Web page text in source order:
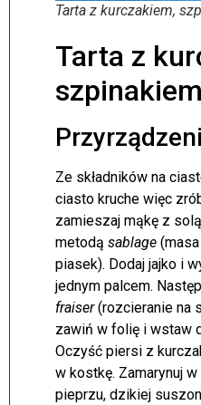
Tarta z kurczakiem,
Tarta z
Ze składników na
ciasto kruche więc
zamieszaj mąkę z solą
metodą sablage
piasek). Dodaj jajko i
jednym palcem.
fraiser(rozcieranie na
zawiń w folię i wstaw
Oczyść piersi z
w kostkę. Zamarynuj
pieprzu, dzikiej